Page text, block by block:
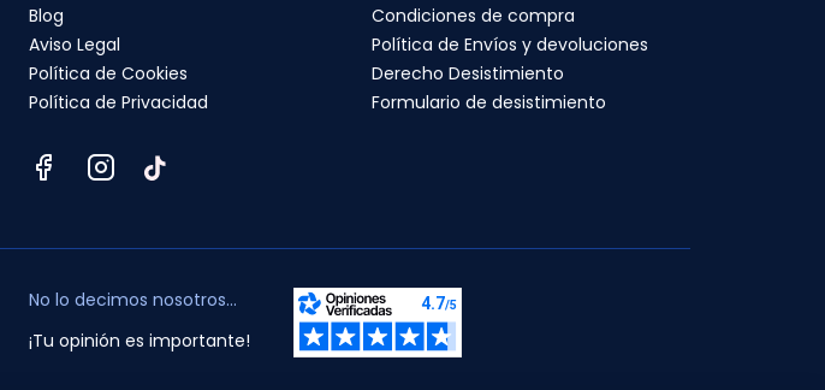
Blog
Aviso Legal
Política de Cookies
Política de Privacidad
Condiciones de compra
Política de Envíos y devoluciones
Derecho Desistimiento
Formulario de desistimiento
No lo decimos nosotros...
¡Tu opinión es importante!